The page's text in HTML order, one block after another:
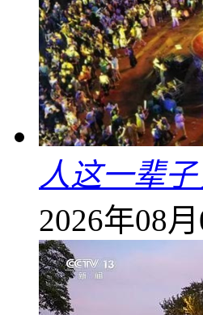
人这一辈
2026年08